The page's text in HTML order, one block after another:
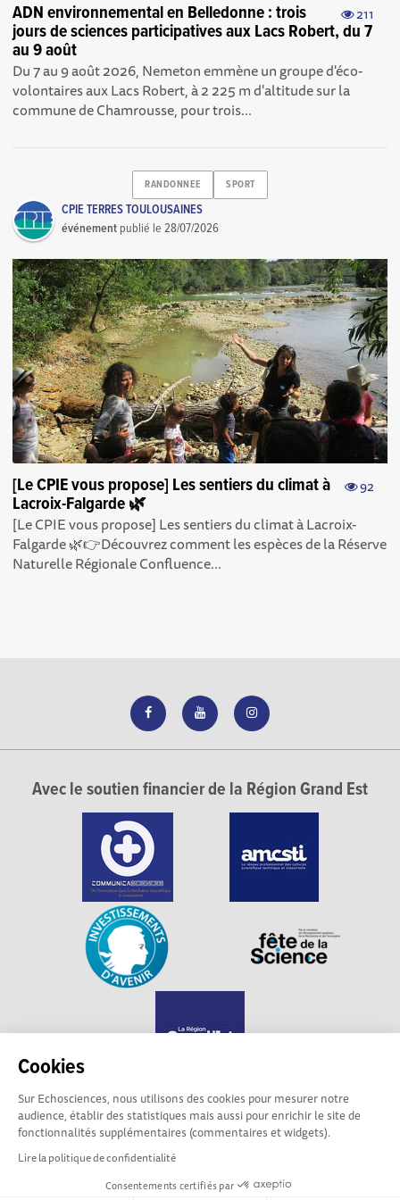
Cookies
Sur Echosciences, nous utilisons des cookies pour mesurer notre
audience, établir des statistiques mais aussi pour enrichir le site de
fonctionnalités supplémentaires (commentaires et widgets).
Lire la politique de confidentialité
Consentements certifiés par
211
ADN environnemental en Belledonne : trois
jours de sciences participatives aux Lacs Robert, du 7
au 9 août
Du 7 au 9 août 2026, Nemeton emmène un groupe d'éco-
volontaires aux Lacs Robert, à 2 225 m d'altitude sur la
commune de Chamrousse, pour trois...
RANDONNEE SPORT
CPIE TERRES TOULOUSAINES
événement publié le28/07/2026
92
[Le CPIE vous propose] Les sentiers du climat à
Lacroix-Falgarde 🌿
[Le CPIE vous propose] Les sentiers du climat à Lacroix-
Falgarde 🌿👉Découvrez comment les espèces de la Réserve
Naturelle Régionale Confluence...
Avec le soutien financier de la Région Grand Est
Echosciences Grand Est est propulsé par
Communicasciences
Mentions légales|Politique de confidentialité